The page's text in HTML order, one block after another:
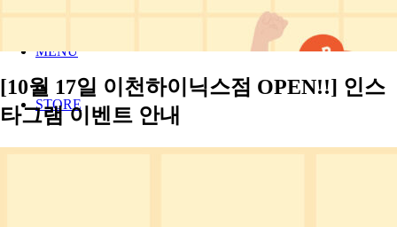
MENU
STORE
[10월 17일 이천하이닉스점 OPEN!!] 인스
타그램 이벤트 안내